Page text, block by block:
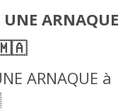
ARNAQUE
🇲🇦
ARNAQUE à